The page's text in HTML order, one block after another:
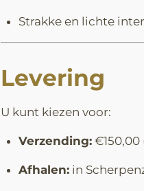
Strakke en lichte
Levering
U kunt kiezen voor:
Verzending:€150,00
Afhalen:in